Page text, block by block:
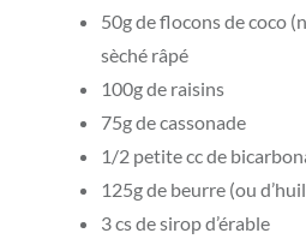
50g de flocons de coco
sèché râpé
100g de raisins
75g de cassonade
1/2 petite cc de
125g de beurre (ou
3 cs de sirop d’érable